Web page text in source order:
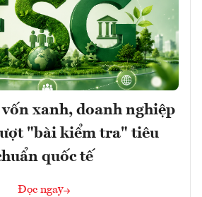
xanh, doanh nghiệp
"bài kiểm tra" tiêu
quốc tế
Đọc ngay